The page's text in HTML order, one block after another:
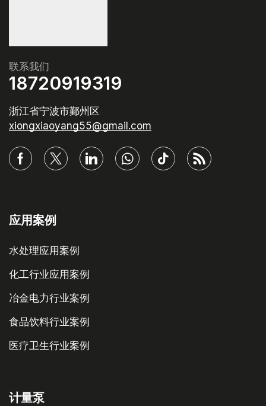
联系我们
18720919319
浙江省宁波市鄞州区
xiongxiaoyang55@gmail.com
应用案例
水处理应用案例
化工行业应用案例
冶金电力行业案例
食品饮料行业案例
医疗卫生行业案例
计量泵